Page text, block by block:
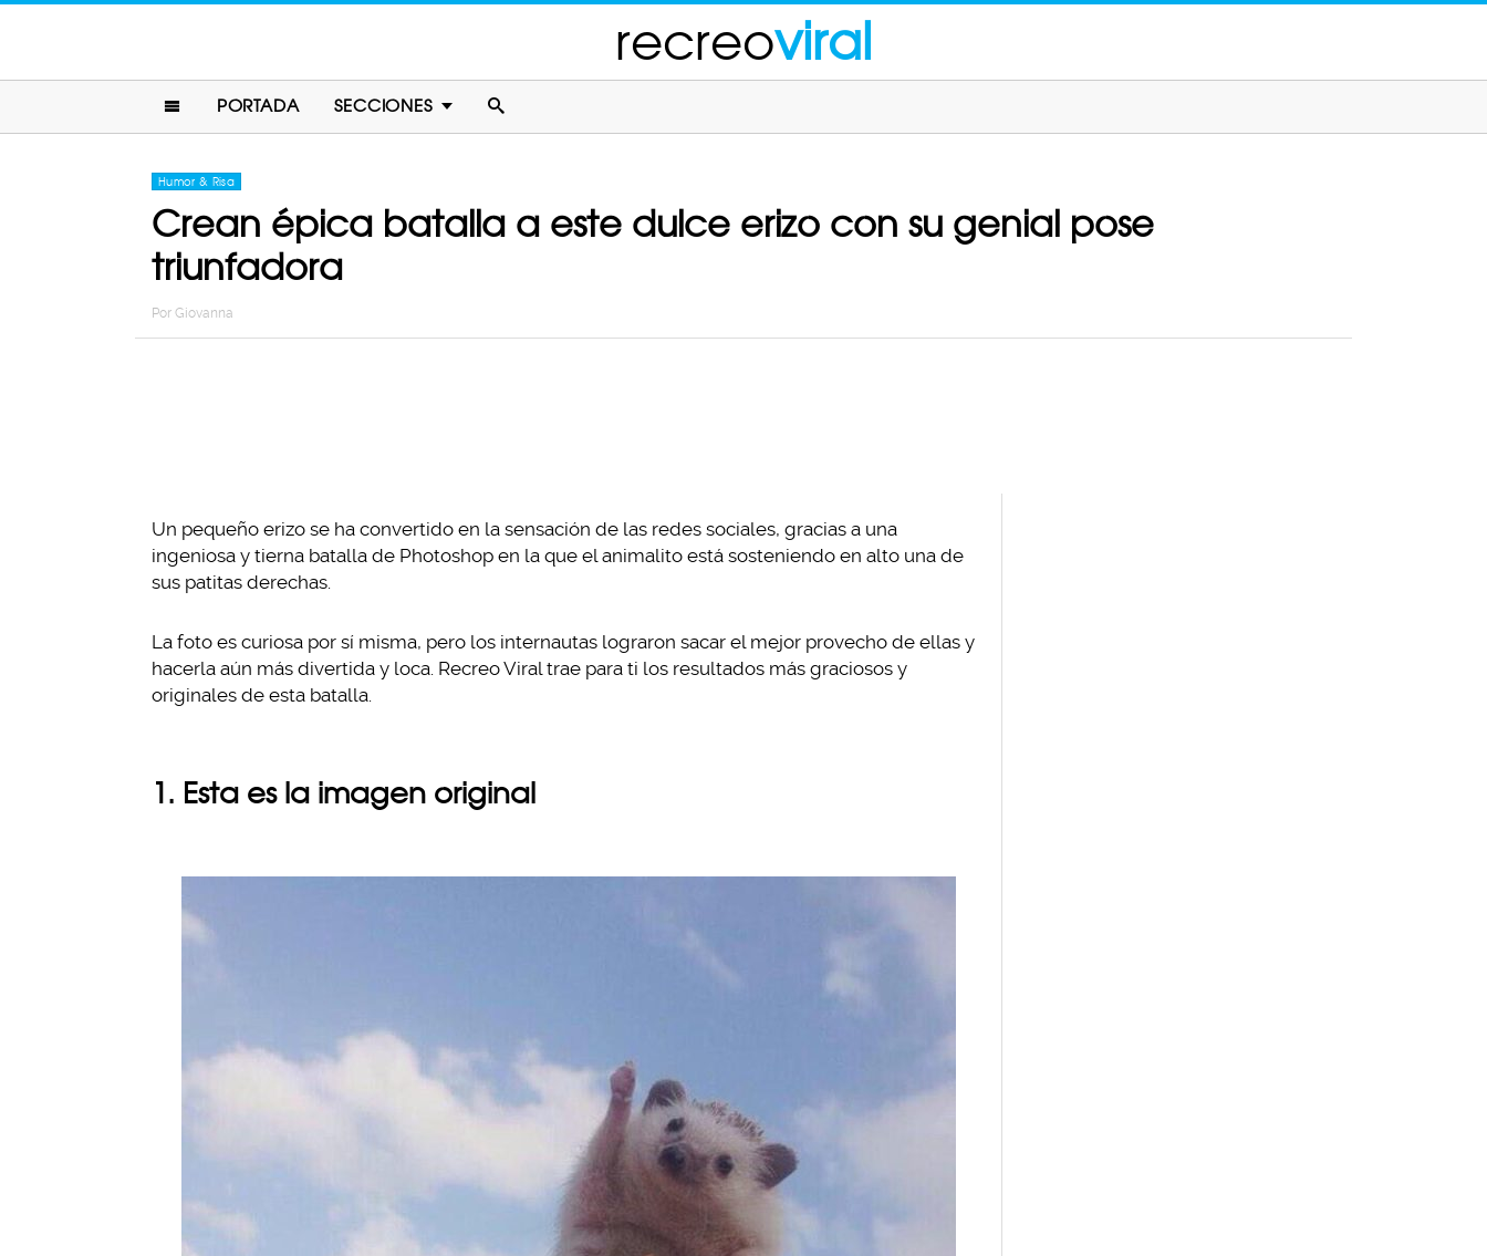
recreoviral
PORTADA SECCIONES
Humor & Risa
Crean épica batalla a este dulce erizo con su genial pose
triunfadora
Por Giovanna
Un pequeño erizo se ha convertido en la sensación de las redes sociales, gracias a una
ingeniosa y tierna batalla de Photoshop en la que el animalito está sosteniendo en alto una de
sus patitas derechas.
La foto es curiosa por sí misma, pero los internautas lograron sacar el mejor provecho de ellas y
hacerla aún más divertida y loca. Recreo Viral trae para ti los resultados más graciosos y
originales de esta batalla.
1. Esta es la imagen original